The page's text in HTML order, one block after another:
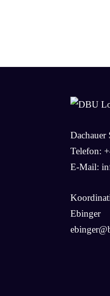
Dachauer
Telefon:
E-Mail:
Ebinger